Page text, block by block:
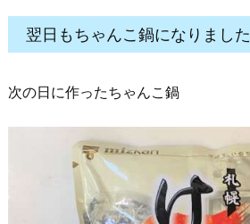
翌日もちゃんこ鍋になりました
次の日に作ったちゃんこ鍋